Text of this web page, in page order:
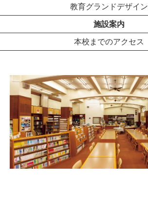
教育グランドデザイン
施設案内
本校までのアクセス